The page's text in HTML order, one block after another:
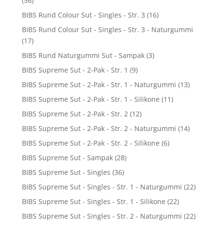
BIBS Rund Colour Sut - Singles - Str. 3 (16)
BIBS Rund Colour Sut - Singles - Str. 3 - Naturgummi
(17)
BIBS Rund Naturgummi Sut - Sampak (3)
BIBS Supreme Sut - 2-Pak - Str. 1 (9)
BIBS Supreme Sut - 2-Pak - Str. 1 - Naturgummi (13)
BIBS Supreme Sut - 2-Pak - Str. 1 - Silikone (11)
BIBS Supreme Sut - 2-Pak - Str. 2 (12)
BIBS Supreme Sut - 2-Pak - Str. 2 - Naturgummi (14)
BIBS Supreme Sut - 2-Pak - Str. 2 - Silikone (6)
BIBS Supreme Sut - Sampak (28)
BIBS Supreme Sut - Singles (36)
BIBS Supreme Sut - Singles - Str. 1 - Naturgummi (22)
BIBS Supreme Sut - Singles - Str. 1 - Silikone (22)
BIBS Supreme Sut - Singles - Str. 2 - Naturgummi (22)